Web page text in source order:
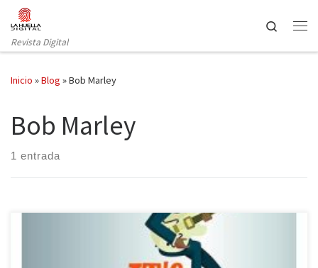
Saltar al contenido
Revista Digital
Search
Inicio »Blog »Bob Marley
Bob Marley
1 entrada